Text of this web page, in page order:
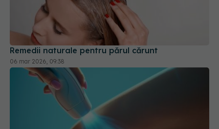
Remedii naturale pentru părul cărunt
06 mar 2026, 09:38